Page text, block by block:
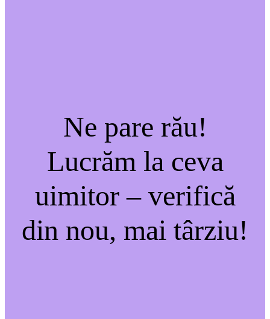
Ne pare rău!
Lucrăm la ceva
uimitor – verifică
din nou, mai târziu!